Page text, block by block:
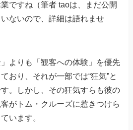
ですね（筆者 taoは、まだ公開
ないので、詳細は語れませ
よりも「観客への体験」を優先
おり、それが一部では“狂気”と
。しかし、その狂気すらも彼の
がトム・クルーズに惹きつけら
います。